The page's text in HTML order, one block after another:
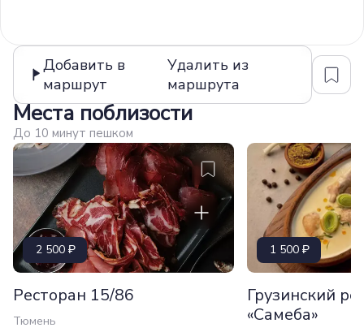
Добавить в
маршрут
Удалить из
маршрута
Места поблизости
До 10 минут пешком
2 500
Ресторан 15/86
Тюмень
1 500
Грузинский
«Самеба»